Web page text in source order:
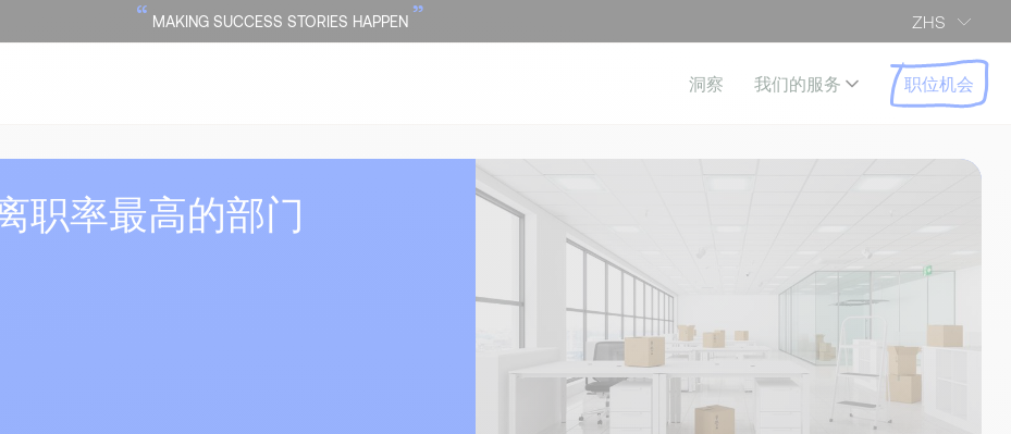
ZHS
“ MAKING SUCCESS STORIES HAPPEN ”
洞察 我们的服务 职位机会
职率最高的部门